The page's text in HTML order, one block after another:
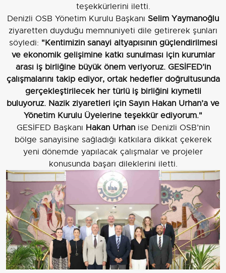
teşekkürlerini iletti.
Denizli OSB Yönetim Kurulu Başkanı Selim Yaymanoğlu
ziyaretten duyduğu memnuniyeti dile getirerek şunları
söyledi: "Kentimizin sanayi altyapısının güçlendirilmesi
ve ekonomik gelişimine katkı sunulması için kurumlar
arası iş birliğine büyük önem veriyoruz. GESİFED’in
çalışmalarını takip ediyor, ortak hedefler doğrultusunda
gerçekleştirilecek her türlü iş birliğini kıymetli
buluyoruz. Nazik ziyaretleri için Sayın Hakan Urhan’a ve
Yönetim Kurulu Üyelerine teşekkür ediyorum."
GESİFED Başkanı Hakan Urhanise Denizli OSB’nin
bölge sanayisine sağladığı katkılara dikkat çekerek
yeni dönemde yapılacak çalışmalar ve projeler
konusunda başarı dileklerini iletti.